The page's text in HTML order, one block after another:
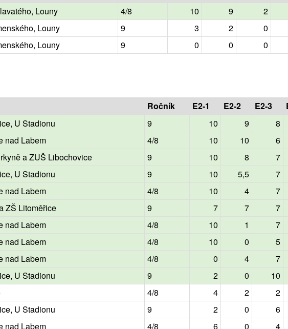
Louny 4/8 10 9 2
Louny 9 3 2 0
Louny 9 0 0 0
Ročník E2-1 E2-2 E2-3
U Stadionu 9 10 9 8
nad Labem 4/8 10 10 6
a ZUŠ Libochovice 9 10 8 7
U Stadionu 9 10 5,5 7
nad Labem 4/8 10 4 7
ZŠ Litoměřice 9 7 7 7
nad Labem 4/8 10 1 7
nad Labem 4/8 10 0 5
nad Labem 4/8 0 4 7
U Stadionu 9 2 0 10
4/8 4 2 2
U Stadionu 9 2 0 6
nad Labem 4/8 6 0 4